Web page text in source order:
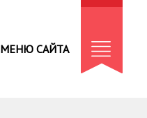
МЕНЮ САЙТА